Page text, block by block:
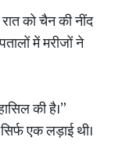
को चैन की नींद
में मरीजों ने
की है।”
एक लड़ाई थी।